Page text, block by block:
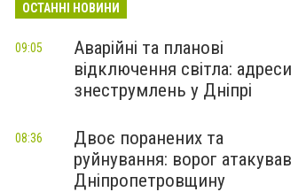
ОСТАННІ НОВИНИ
Аварійні та планові
відключення світла: адреси
знеструмлень у Дніпрі
09:05
Двоє поранених та
руйнування: ворог атакував
Дніпропетровщину
08:36